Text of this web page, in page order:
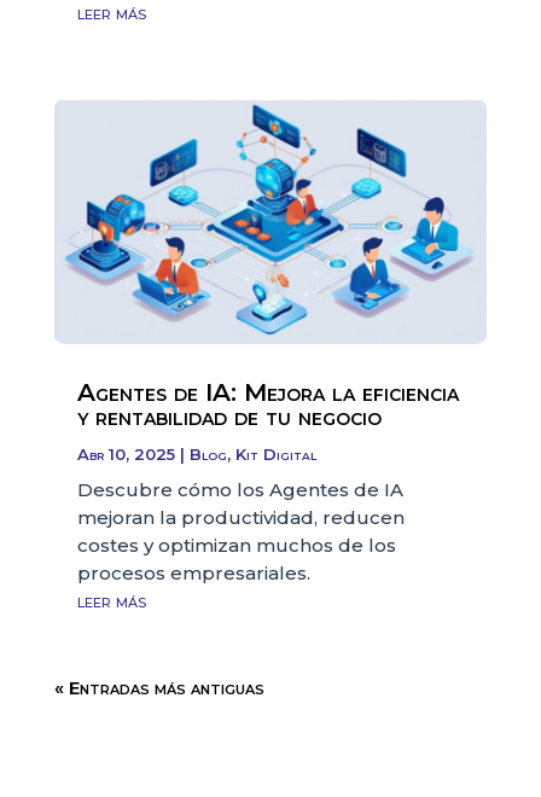
leer más
Agentes de IA: Mejora la eficiencia
y rentabilidad de tu negocio
Abr 10, 2025| Blog, Kit Digital
Descubre cómo los Agentes de IA
mejoran la productividad, reducen
costes y optimizan muchos de los
procesos empresariales.
leer más
« Entradas más antiguas